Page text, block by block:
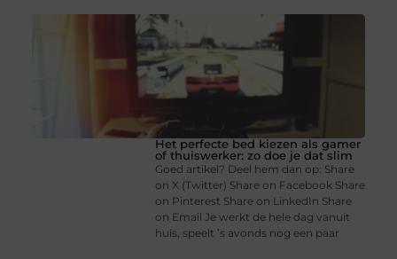
Het perfecte bed kiezen als gamer
of thuiswerker: zo doe je dat slim
Goed artikel? Deel hem dan op: Share
on X (Twitter) Share on Facebook Share
on Pinterest Share on LinkedIn Share
on Email Je werkt de hele dag vanuit
huis, speelt ’s avonds nog een paar